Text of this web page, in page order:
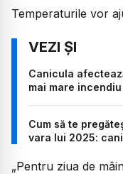
Temperaturile vor
Canicula
mai mare
Cum să te
vara lui 2025:
„Pentru ziua de